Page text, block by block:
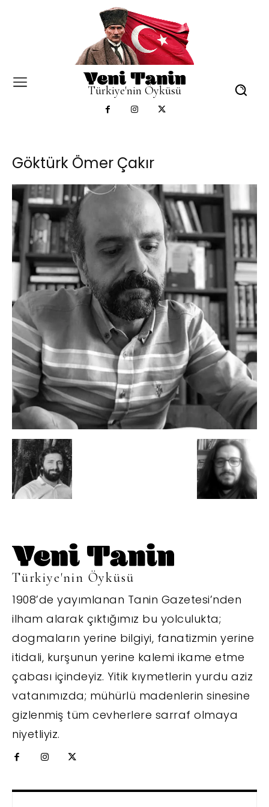
Türkiye'nin Öyküsü
Göktürk Ömer Çakır
Türkiye'nin Öyküsü
1908’de yayımlanan Tanin Gazetesi’nden
ilham alarak çıktığımız bu yolculukta;
dogmaların yerine bilgiyi, fanatizmin yerine
itidali, kurşunun yerine kalemi ikame etme
çabası içindeyiz. Yitik kıymetlerin yurdu aziz
vatanımızda; mühürlü madenlerin sinesine
gizlenmiş tüm cevherlere sarraf olmaya
niyetliyiz.